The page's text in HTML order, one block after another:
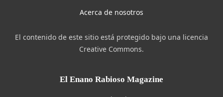
Acerca de nosotros
El contenido de este sitio está protegido bajo una licencia
Creative Commons.
El Enano Rabioso Magazine